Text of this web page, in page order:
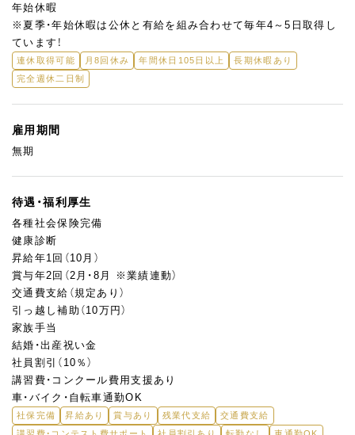
年始休暇
※夏季・年始休暇は公休と有給を組み合わせて毎年4～5日取得し
ています！
連休取得可能 月8回休み 年間休日105日以上
長期休暇あり
完全週休二日制
雇用期間
無期
待遇・福利厚生
各種社会保険完備
健康診断
昇給年1回（10月）
賞与年2回（2月・8月 ※業績連動）
交通費支給（規定あり）
引っ越し補助（10万円）
家族手当
結婚・出産祝い金
社員割引（10％）
講習費・コンクール費用支援あり
車・バイク・自転車通勤OK
社保完備 昇給あり 賞与あり 残業代支給
交通費支給